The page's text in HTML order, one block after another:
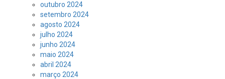
outubro 2024
setembro 2024
agosto 2024
julho 2024
junho 2024
maio 2024
abril 2024
março 2024